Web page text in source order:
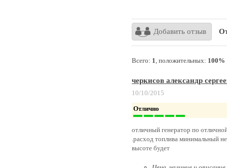
Добавить отзыв
Всего: 1, положительных: 100%
черкисов александр
10/10/2015
Отлично
отличный генератор по
.расход топлива минимальный
высоте будет